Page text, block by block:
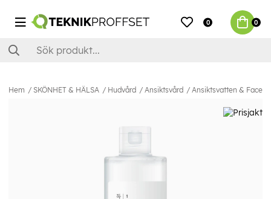
0 0
Hem SKÖNHET & HÄLSA Hudvård Ansiktsvård Ansiktsvatten &